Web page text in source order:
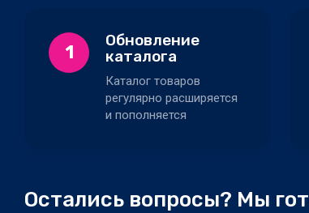
1
Обновление
каталога
Каталог товаров
регулярно расширяется
и пополняется
Остались вопросы? Мы